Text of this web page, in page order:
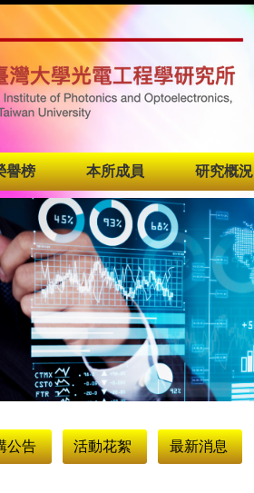
:::
譽榜 本所成員 研究概況
公告 活動花絮 最新消息